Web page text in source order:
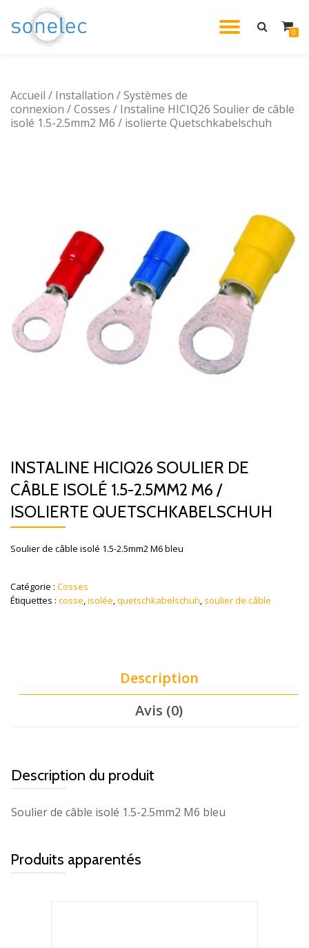
Aller
0
Accueil / Installation /Systèmes de
connexion /Cosses / Instaline HICIQ26 Soulier de câble
isolé 1.5-2.5mm2 M6 / isolierte Quetschkabelschuh
INSTALINE HICIQ26 SOULIER DE
CÂBLE ISOLÉ 1.5-2.5MM2 M6 /
ISOLIERTE QUETSCHKABELSCHUH
Soulier de câble isolé 1.5-2.5mm2 M6 bleu
Catégorie : Cosses
Étiquettes : cosse,isolée,quetschkabelschuh, soulier de câble
Description
Avis (0)
Description du produit
Soulier de câble isolé 1.5-2.5mm2 M6 bleu
Produits apparentés